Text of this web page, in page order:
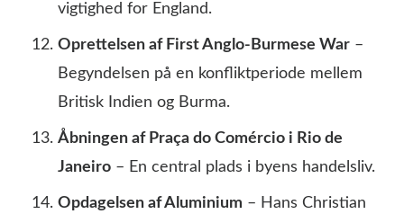
vigtighed for England.
Oprettelsen af First Anglo-Burmese War –
Begyndelsen på en konfliktperiode mellem
Britisk Indien og Burma.
Åbningen af Praça do Comércio i Rio de
Janeiro – En central plads i byens handelsliv.
Opdagelsen af Aluminium – Hans Christian